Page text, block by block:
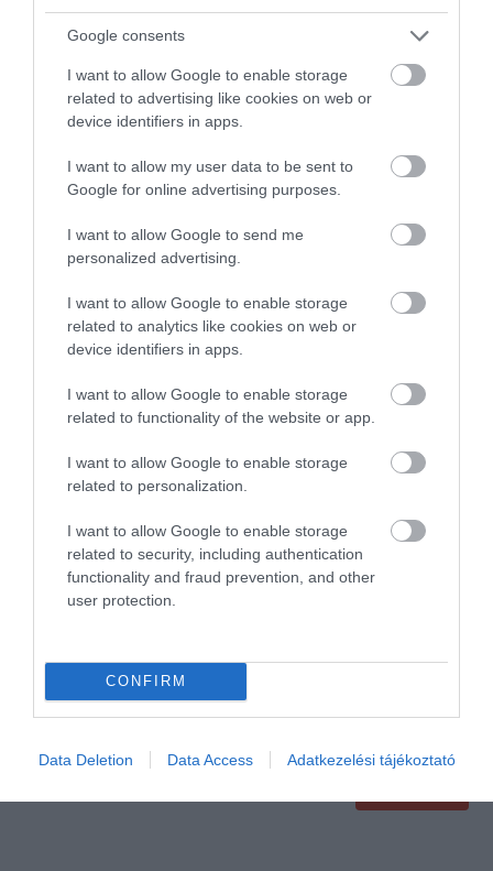
Google consents
I want to allow Google to enable storage
related to advertising like cookies on web or
device identifiers in apps.
I want to allow my user data to be sent to
Google for online advertising purposes.
I want to allow Google to send me
personalized advertising.
I want to allow Google to enable storage
related to analytics like cookies on web or
device identifiers in apps.
I want to allow Google to enable storage
related to functionality of the website or app.
I want to allow Google to enable storage
related to personalization.
I want to allow Google to enable storage
related to security, including authentication
functionality and fraud prevention, and other
user protection.
CONFIRM
Data Deletion Data Access Adatkezelési tájékoztató
5.0
Összesen 1
3 0
2 0
g m
2016. Március 16.
ill. rendelésfelvétel, a torta
pedig mindenkinek nagyon
tetszett!! (és isteni volt a trüffel
:) Köszönjük, Jó szívvel
ajánlom másoknak is. : )
Értékeld Te is!